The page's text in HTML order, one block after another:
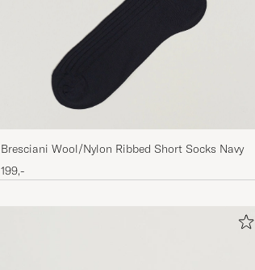
Bresciani Wool/Nylon Ribbed Short Socks Navy
199,-